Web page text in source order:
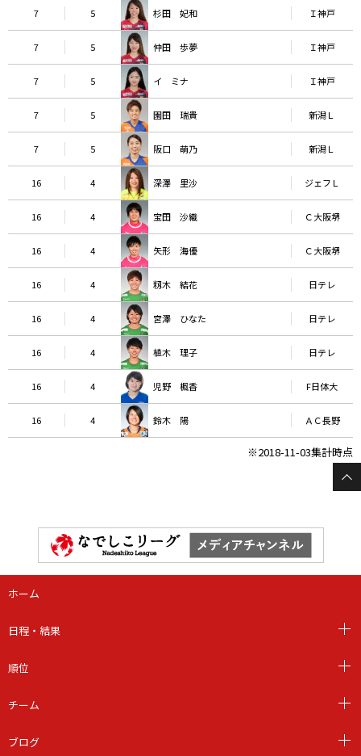
7 5 杉田 妃和 Ｉ神戸
7 5 仲田 歩夢 Ｉ神戸
7 5 イ ミナ Ｉ神戸
7 5 園田 瑞貴 新潟Ｌ
7 5 阪口 萌乃 新潟Ｌ
16 4 深澤 里沙 ジェフＬ
16 4 宝田 沙織 Ｃ大阪堺
16 4 矢形 海優 Ｃ大阪堺
16 4 籾木 結花 日テレ
16 4 宮澤 ひなた 日テレ
16 4 植木 理子 日テレ
16 4 児野 楓香 F日体大
16 4 鈴木 陽 ＡＣ長野
※2018-11-03集計時点
ホーム
日程・結果
順位
チーム
ブログ